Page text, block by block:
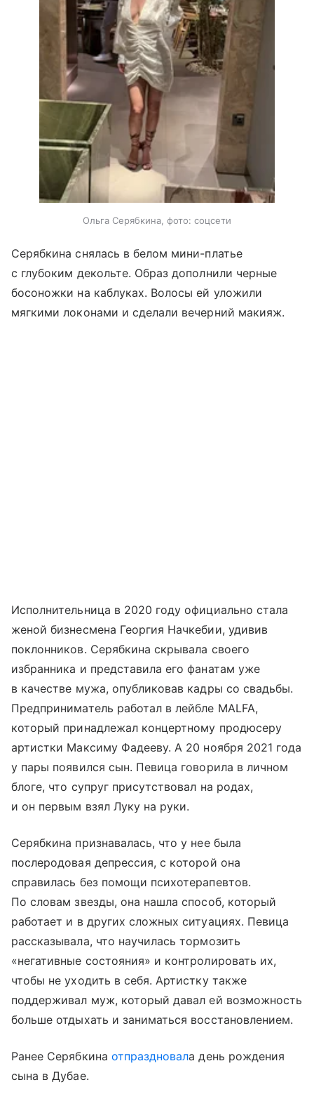
Ольга Серябкина, фото: соцсети
Серябкина снялась в белом мини-платье
с глубоким декольте. Образ дополнили черные
босоножки на каблуках. Волосы ей уложили
мягкими локонами и сделали вечерний макияж.
Исполнительница в 2020 году официально стала
женой бизнесмена Георгия Начкебии, удивив
поклонников. Серябкина скрывала своего
избранника и представила его фанатам уже
в качестве мужа, опубликовав кадры со свадьбы.
Предприниматель работал в лейбле MALFA,
который принадлежал концертному продюсеру
артистки Максиму Фадееву. А 20 ноября 2021 года
у пары появился сын. Певица говорила в личном
блоге, что супруг присутствовал на родах,
и он первым взял Луку на руки.
Серябкина признавалась, что у нее была
послеродовая депрессия, с которой она
справилась без помощи психотерапевтов.
По словам звезды, она нашла способ, который
работает и в других сложных ситуациях. Певица
рассказывала, что научилась тормозить
«негативные состояния» и контролировать их,
чтобы не уходить в себя. Артистку также
поддерживал муж, который давал ей возможность
больше отдыхать и заниматься восстановлением.
Ранее Серябкина отпраздновала день рождения
сына в Дубае.